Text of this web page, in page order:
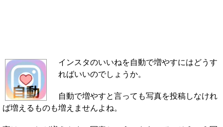
インスタのいいねを自動で増やすにはどうす
ればいいのでしょうか。
自動で増やすと言っても写真を投稿しなけれ
ば増えるものも増えませんよね。